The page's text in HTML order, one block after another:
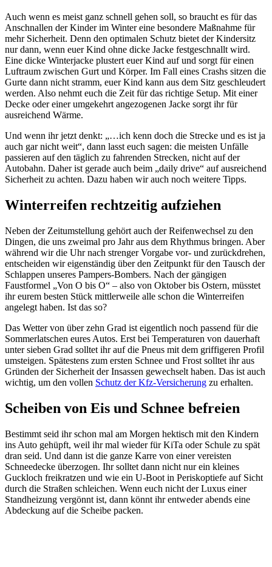
Auch wenn es meist ganz schnell gehen soll, so braucht es für das
Anschnallen der Kinder im Winter eine besondere Maßnahme für
mehr Sicherheit. Denn den optimalen Schutz bietet der Kindersitz
nur dann, wenn euer Kind ohne dicke Jacke festgeschnallt wird.
Eine dicke Winterjacke plustert euer Kind auf und sorgt für einen
Luftraum zwischen Gurt und Körper. Im Fall eines Crashs sitzen die
Gurte dann nicht stramm, euer Kind kann aus dem Sitz geschleudert
werden. Also nehmt euch die Zeit für das richtige Setup. Mit einer
Decke oder einer umgekehrt angezogenen Jacke sorgt ihr für
ausreichend Wärme.
Und wenn ihr jetzt denkt: „…ich kenn doch die Strecke und es ist ja
auch gar nicht weit“, dann lasst euch sagen: die meisten Unfälle
passieren auf den täglich zu fahrenden Strecken, nicht auf der
Autobahn. Daher ist gerade auch beim „daily drive“ auf ausreichend
Sicherheit zu achten. Dazu haben wir auch noch weitere Tipps.
Winterreifen rechtzeitig aufziehen
Neben der Zeitumstellung gehört auch der Reifenwechsel zu den
Dingen, die uns zweimal pro Jahr aus dem Rhythmus bringen. Aber
während wir die Uhr nach strenger Vorgabe vor- und zurückdrehen,
entscheiden wir eigenständig über den Zeitpunkt für den Tausch der
Schlappen unseres Pampers-Bombers. Nach der gängigen
Faustformel „Von O bis O“ – also von Oktober bis Ostern, müsstet
ihr eurem besten Stück mittlerweile alle schon die Winterreifen
angelegt haben. Ist das so?
Das Wetter von über zehn Grad ist eigentlich noch passend für die
Sommerlatschen eures Autos. Erst bei Temperaturen von dauerhaft
unter sieben Grad solltet ihr auf die Pneus mit dem griffigeren Profil
umsteigen. Spätestens zum ersten Schnee und Frost solltet ihr aus
Gründen der Sicherheit der Insassen gewechselt haben. Das ist auch
wichtig, um den vollen Schutz der Kfz-Versicherung zu erhalten.
Scheiben von Eis und Schnee befreien
Bestimmt seid ihr schon mal am Morgen hektisch mit den Kindern
ins Auto gehüpft, weil ihr mal wieder für KiTa oder Schule zu spät
dran seid. Und dann ist die ganze Karre von einer vereisten
Schneedecke überzogen. Ihr solltet dann nicht nur ein kleines
Guckloch freikratzen und wie ein U-Boot in Periskoptiefe auf Sicht
durch die Straßen schleichen. Wenn euch nicht der Luxus einer
Standheizung vergönnt ist, dann könnt ihr entweder abends eine
Abdeckung auf die Scheibe packen.